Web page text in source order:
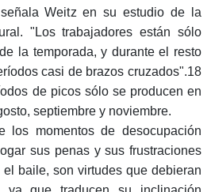
Weitz en su estudio de la
"Los trabajadores están sólo
la temporada, y durante el resto
casi de brazos cruzados".18
de picos sólo se producen en
septiembre y noviembre.
los momentos de desocupación
sus penas y sus frustraciones
baile, son virtudes que debieran